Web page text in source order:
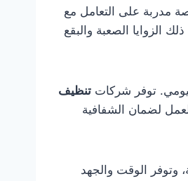
مدربة على التعامل مع
الزوايا الصعبة والبقع
توفر شركات تنظيف
لضمان الشفافية
وتوفر الوقت والجهد